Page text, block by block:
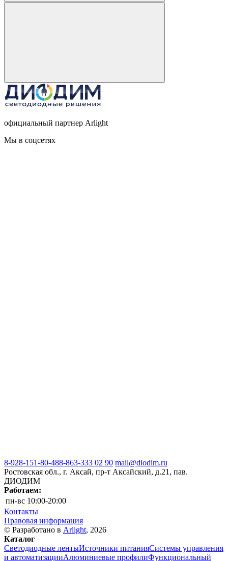
официальный партнер Arlight
Мы в соцсетях
8-928-151-80-488-863-333 02 90 mail@diodim.ru
Ростовская обл., г. Аксай, пр-т Аксайский, д.21, пав.
ДИОДИМ
Работаем:
пн-вс 10:00-20:00
Контакты
Правовая информация
© Разработано в Arlight, 2026
Каталог
Светодиодные лентыИсточники питанияСистемы управления
и автоматизацииАлюминиевые профилиФункциональный